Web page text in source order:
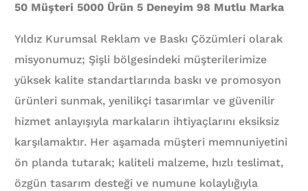
50 Müşteri 5000 Ürün 5 Deneyim 98 Mutlu Marka
Yıldız Kurumsal Reklam ve Baskı Çözümleri olarak
misyonumuz; Şişli bölgesindeki müşterilerimize
yüksek kalite standartlarında baskı ve promosyon
ürünleri sunmak, yenilikçi tasarımlar ve güvenilir
hizmet anlayışıyla markaların ihtiyaçlarını eksiksiz
karşılamaktır. Her aşamada müşteri memnuniyetini
ön planda tutarak; kaliteli malzeme, hızlı teslimat,
özgün tasarım desteği ve numune kolaylığıyla